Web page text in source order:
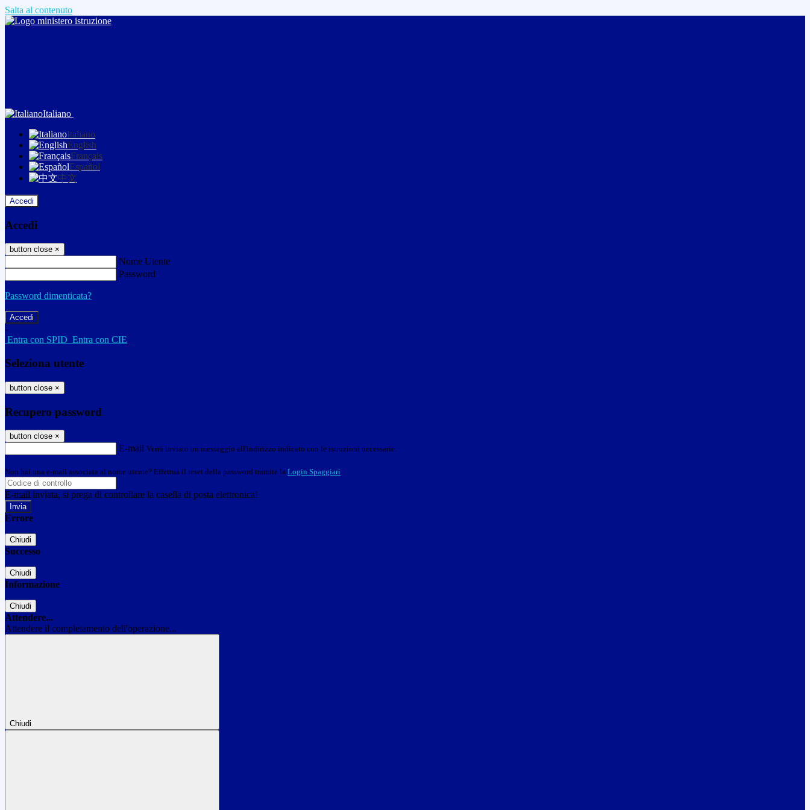
Salta al contenuto
Italiano
Italiano
English
Français
Español
中文
Accedi
Accedi
button close ×
Nome Utente
Password
Password dimenticata?
-
Entra con SPID Entra con CIE
Seleziona utente
button close ×
Recupero password
button close ×
E-mail Verrà inviato un messaggio all'indirizzo indicato con le istruzioni necessarie.
Non hai una e-mail associata al nome utente? Effettua il reset della password tramite la Login Spaggiari
E-mail inviata, si prega di controllare la casella di posta elettronica!
Errore
Chiudi
Successo
Chiudi
Informazione
Chiudi
Attendere...
Attendere il completamento dell'operazione...
Chiudi